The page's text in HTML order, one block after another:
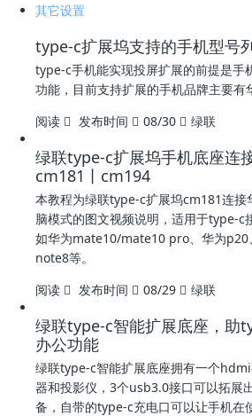
其它设置
type-c扩展坞支持的手机型号
type-c手机能实现投屏扩展的前提是手
功能，目前支持扩展的手机品牌主要有
阅读
发布时间 08/30 绿联
绿联type-c扩展坞手机底座连
cm181丨cm194
本教程为绿联type-c扩展坞cm181连接
脑模式的图文视频说明，适用于type-c
如华为mate10/mate10 pro、华为p20
note8等。
阅读
发布时间 08/29 绿联
绿联type-c智能扩展底座，助
办公功能
绿联type-c智能扩展底座拥有一个
器和投影仪，3个usb3.0接口可以拓展
备，自带的type-c充电口可以让手机在